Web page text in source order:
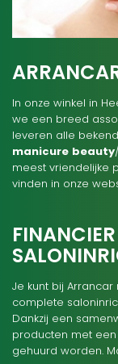
In onze winkel in
we een breed
leveren alle
manicure beauty/
meest vriendelijke
vinden in onze
Je kunt bij
complete
Dankzij een
producten met
gehuurd worden.